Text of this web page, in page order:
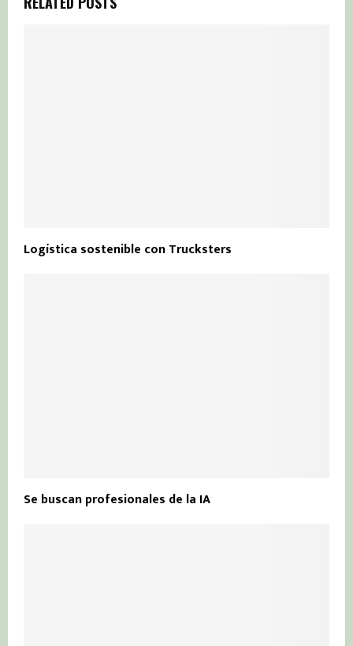
Logística sostenible con Trucksters
Se buscan profesionales de la IA